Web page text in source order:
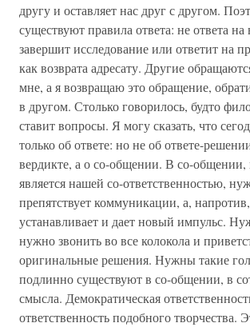
другу и оставляет нас друг с другом.
существуют правила ответа: не ответа
завершит исследование или ответит на
как возврата адресату. Другие
мне, а я возвращаю это обращение,
в другом. Столько говорилось, будто
ставит вопросы. Я могу сказать, что
только об ответе: но не об ответе-
вердикте, а о со-общении. В со-общении,
является нашей со-ответственностью,
препятствует коммуникации, а,
устанавливает и дает новый импульс.
нужно звонить во все колокола и
оригинальные решения. Нужны такие
подлинно существуют в со-общении, в
смысла. Демократическая
ответственность подобного творчества.